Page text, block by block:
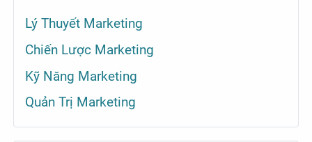
Lý Thuyết Marketing
Chiến Lược Marketing
Kỹ Năng Marketing
Quản Trị Marketing